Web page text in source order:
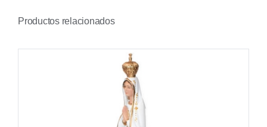
Productos relacionados